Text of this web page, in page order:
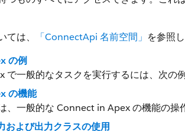
は、
「ConnectApi 名前空間」 を参照
の例
一般的なタスクを実行するには、次の
の機能
、一般的な Connect in Apex の機能の操
よび出力クラスの使用